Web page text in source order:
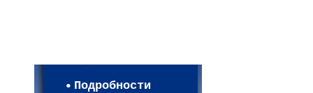
Подробности